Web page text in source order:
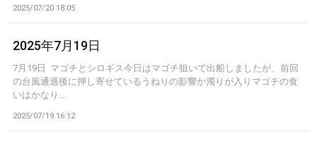
2025/07/20 18:05
2025年7月19日
7月19日 マゴチとシロギス今日はマゴチ狙いで出船しましたが、前回
の台風通過後に押し寄せているうねりの影響か濁りが入りマゴチの食
いはかなり...
2025/07/19 16:12